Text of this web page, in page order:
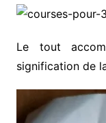
Le tout
signification de